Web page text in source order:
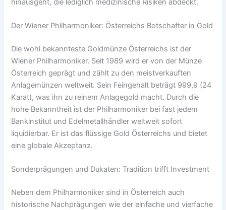
hinausgeht, die lediglich medizinische Risiken abdeckt.
Der Wiener Philharmoniker: Österreichs Botschafter in Gold
Die wohl bekannteste Goldmünze Österreichs ist der
Wiener Philharmoniker. Seit 1989 wird er von der Münze
Österreich geprägt und zählt zu den meistverkauften
Anlagemünzen weltweit. Sein Feingehalt beträgt 999,9 (24
Karat), was ihn zu reinem Anlagegold macht. Durch die
hohe Bekanntheit ist der Philharmoniker bei fast jedem
Bankinstitut und Edelmetallhändler weltweit sofort
liquidierbar. Er ist das flüssige Gold Österreichs und bietet
eine globale Akzeptanz.
Sonderprägungen und Dukaten: Tradition trifft Investment
Neben dem Philharmoniker sind in Österreich auch
historische Nachprägungen wie der einfache und vierfache